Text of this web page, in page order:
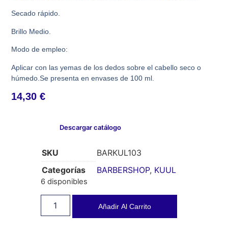
Secado rápido.
Brillo Medio.
Modo de empleo:
Aplicar con las yemas de los dedos sobre el cabello seco o
húmedo.Se presenta en envases de 100 ml.
14,30€
Descargar catálogo
SKU
BARKUL103
Categorías
BARBERSHOP, KUUL
6 disponibles
Añadir Al Carrito